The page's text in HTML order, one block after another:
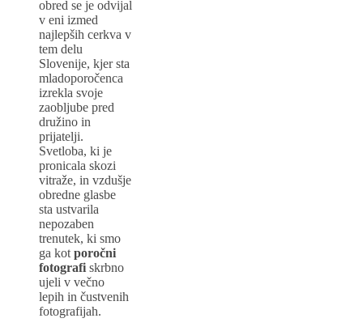
obred se je odvijal
v eni izmed
najlepših cerkva v
tem delu
Slovenije, kjer sta
mladoporočenca
izrekla svoje
zaobljube pred
družino in
prijatelji.
Svetloba, ki je
pronicala skozi
vitraže, in vzdušje
obredne glasbe
sta ustvarila
nepozaben
trenutek, ki smo
ga kotporočni
fotografi skrbno
ujeli v večno
lepih in čustvenih
fotografijah.